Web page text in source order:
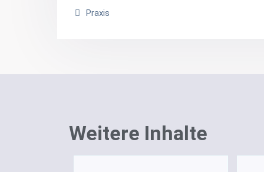
Praxis
Weitere Inhalte